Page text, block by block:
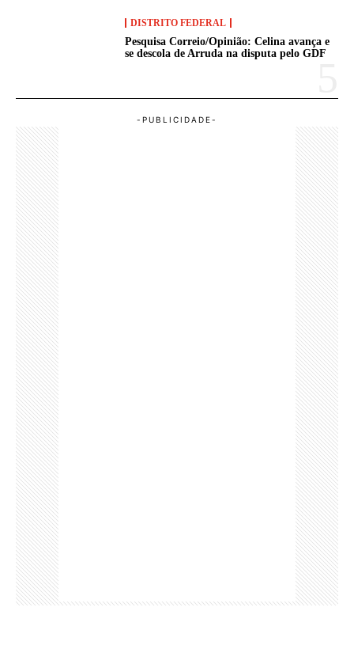
DISTRITO FEDERAL
Pesquisa Correio/Opinião: Celina avança e
se descola de Arruda na disputa pelo GDF